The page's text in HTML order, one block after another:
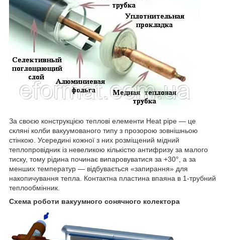
За своєю конструкцією теплові елементи Heat pipe — це
скляні колби вакуумованого типу з прозорою зовнішньою
стінкою. Усередині кожної з них розміщений мідний
теплопровідник із невеликою кількістю антифризу за малого
тиску, тому рідина починає випаровуватися за +30°, а за
менших температур — відбувається «запирання» для
накопичування тепла. Контактна пластина впаяна в 1-трубний
теплообмінник.
Схема роботи вакуумного сонячного колектора